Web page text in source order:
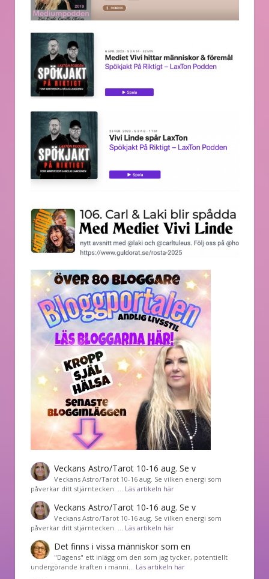
Veckans Astro/Tarot 10-16 aug. Se v
Veckans Astro/Tarot 10-16 aug. Se vilken energi som
påverkar ditt stjärntecken. … Läs artikeln här
Veckans Astro/Tarot 10-16 aug. Se v
Veckans Astro/Tarot 10-16 aug. Se vilken energi som
påverkar ditt stjärntecken. … Läs artikeln här
Det finns i vissa människor som en
"Dagens" ett inlägg om den som jag tycker, potentiellt
undergörande kraften i männi… Läs artikeln här